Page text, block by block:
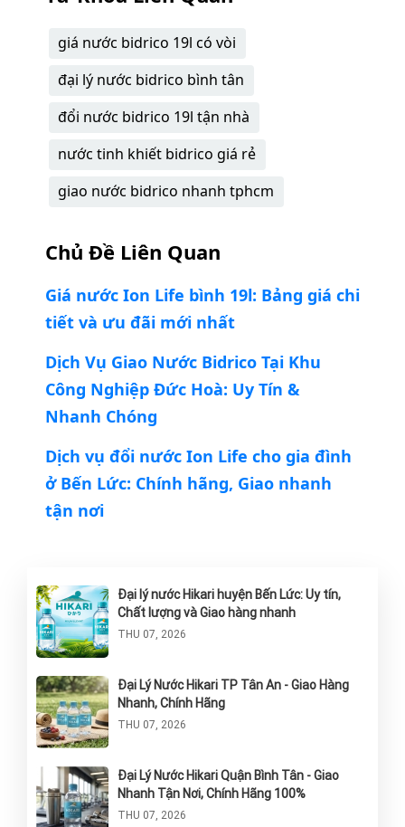
giá nước bidrico 19l có vòi
đại lý nước bidrico bình tân
đổi nước bidrico 19l tận nhà
nước tinh khiết bidrico giá rẻ
giao nước bidrico nhanh tphcm
Chủ Đề Liên Quan
Giá nước Ion Life bình 19l: Bảng giá chi
tiết và ưu đãi mới nhất
Dịch Vụ Giao Nước Bidrico Tại Khu
Công Nghiệp Đức Hoà: Uy Tín &
Nhanh Chóng
Dịch vụ đổi nước Ion Life cho gia đình
ở Bến Lức: Chính hãng, Giao nhanh
tận nơi
Đại lý nước Hikari huyện Bến Lức: Uy tín,
Chất lượng và Giao hàng nhanh
THU 07, 2026
Đại Lý Nước Hikari TP Tân An - Giao Hàng
Nhanh, Chính Hãng
THU 07, 2026
Đại Lý Nước Hikari Quận Bình Tân - Giao
Nhanh Tận Nơi, Chính Hãng 100%
THU 07, 2026